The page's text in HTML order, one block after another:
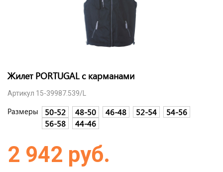
Жилет PORTUGAL c карманами
Артикул 15-39987.539/L
Размеры 50-52 48-50 46-48 52-54
54-56
56-58
44-46
2 942 руб.